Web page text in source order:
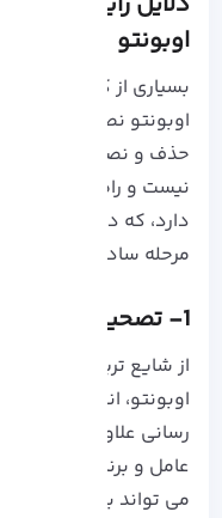
اوبونتو
بسیاری از کاربران بر
اوبونتو نصب شده به
نیست و راه های زیادی
دارد، که در ادامه
مرحله ساده مطالعه
1- تصحیح به روز رسانی های اشتباه نرم افزار
از شایع ترین دلایل
اوبونتو، انجام به روز
رسانی علاوه بر این
عامل و برنامه های
می تواند باعث به